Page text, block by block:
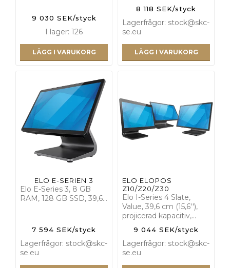
9 030 SEK/styck
I lager: 126
LÄGG I VARUKORG
8 118 SEK/styck
Lagerfrågor: stock@skc-
se.eu
LÄGG I VARUKORG
ELO E-SERIEN 3
Elo E-Series 3, 8 GB
RAM, 128 GB SSD, 39,6…
7 594 SEK/styck
Lagerfrågor: stock@skc-
se.eu
ELO ELOPOS
Z10/Z20/Z30
Elo I-Series 4 Slate,
Value, 39,6 cm (15,6''),
projicerad kapacitiv,…
9 044 SEK/styck
Lagerfrågor: stock@skc-
se.eu